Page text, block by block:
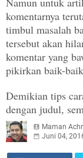
komentarnya
timbul masalah
tersebut akan
komentar yang
pikirkan baik-
Demikian tips
dengan judul,
Maman
Juni 04,